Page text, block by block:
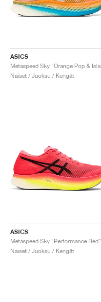
ASICS
Naiset / Juoksu / Kengät
ASICS
Metaspeed Sky "Performance Red"
Naiset / Juoksu / Kengät